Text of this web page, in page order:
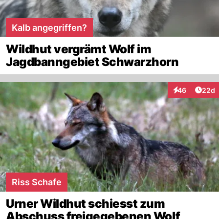
Kalb angegriffen?
Wildhut vergrämt Wolf im
Jagdbanngebiet Schwarzhorn
46
Interaktionen
22d
Riss Schafe
Urner Wildhut schiesst zum